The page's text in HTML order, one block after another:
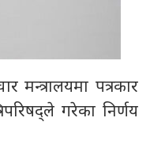
मन्त्रालयमा पत्रकार
गरेका निर्णय